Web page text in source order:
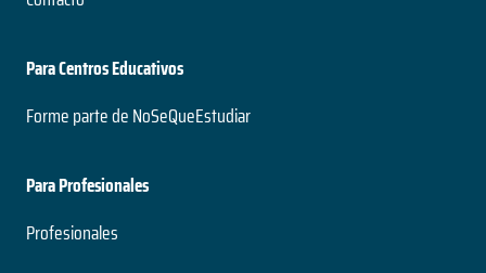
Para Centros Educativos
Forme parte de NoSeQueEstudiar
Para Profesionales
Profesionales